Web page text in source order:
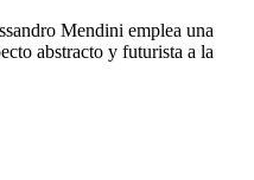
Mendini emplea una
abstracto y futurista a la